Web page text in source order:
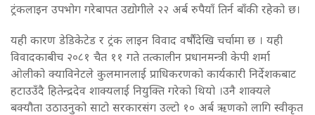
ट्रंकलाइन उपभोग गरेबापत उद्योगीले २२ अर्ब रुपैयाँ तिर्न बाँकी रहेको छ।
यही कारण डेडिकेटेड र ट्रंक लाइन विवाद वर्षौंदेखि चर्चामा छ । यही
विवादकाबीच २०८१ चैत ११ गते तत्कालीन प्रधानमन्त्री केपी शर्मा
ओलीको क्याविनेटले कुलमानलाई प्राधिकरणको कार्यकारी निर्देशकबाट
हटाउउँदै हितेन्द्रदेव शाक्यलाई नियुक्ति गरेको थियो ।उनै शाक्यले
बक्यौता उठाउनुको साटो सरकारसंग उल्टो १० अर्ब ऋणको लागि स्वीकृत